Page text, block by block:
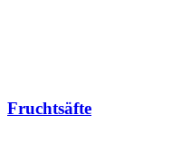
Fruchtsäfte